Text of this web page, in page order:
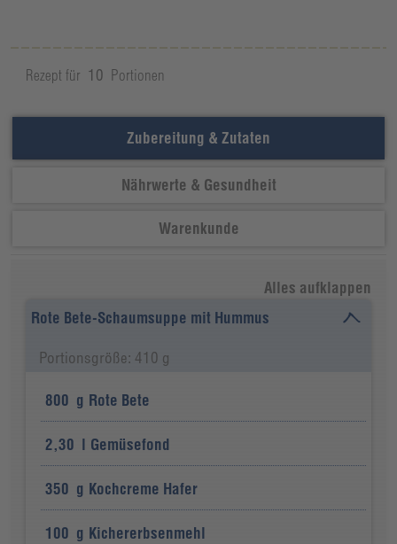
Rezept für 10 Portionen
Zubereitung & Zutaten
Nährwerte & Gesundheit
Warenkunde
Alles aufklappen
Rote Bete-Schaumsuppe mit Hummus
Portionsgröße: 410 g
800 g Rote Bete
2,30 l Gemüsefond
350 g Kochcreme Hafer
100 g Kichererbsenmehl